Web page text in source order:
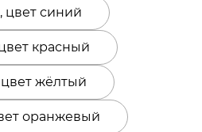
цвет синий
красный
жёлтый
оранжевый